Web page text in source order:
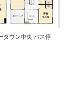
タウン中央 バス停